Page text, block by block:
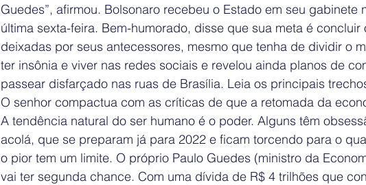
Guedes”, afirmou. Bolsonaro recebeu o Estado em seu gabinete
última sexta-feira. Bem-humorado, disse que sua meta é
deixadas por seus antecessores, mesmo que tenha de dividir o
ter insônia e viver nas redes sociais e revelou ainda planos de
passear disfarçado nas ruas de Brasília. Leia os principais
O senhor compactua com as críticas de que a retomada da
A tendência natural do ser humano é o poder. Alguns têm
acolá, que se preparam já para 2022 e ficam torcendo para o
o pior tem um limite. O próprio Paulo Guedes (ministro da
vai ter segunda chance. Com uma dívida de R$ 4 trilhões que